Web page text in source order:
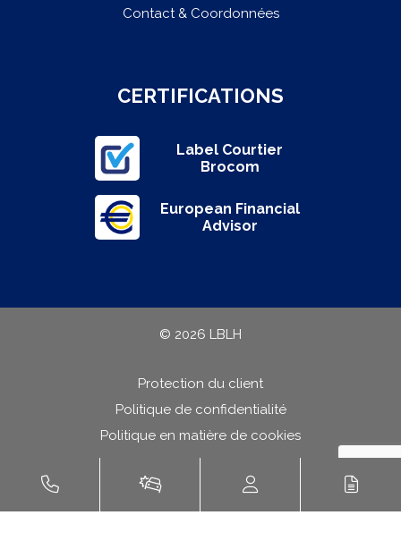
Contact & Coordonnées
CERTIFICATIONS
Label Courtier
Brocom
European Financial
Advisor
© 2026 LBLH
Protection du client
Politique de confidentialité
Politique en matière de cookies